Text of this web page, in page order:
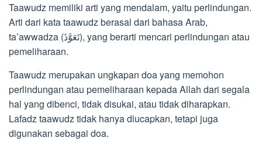
Taawudz memiliki arti yang mendalam, yaitu perlindungan.
Arti dari kata taawudz berasal dari bahasa Arab,
ta’awwadza (تَعَوَّذَ), yang berarti mencari perlindungan atau
pemeliharaan.
Taawudz merupakan ungkapan doa yang memohon
perlindungan atau pemeliharaan kepada Allah dari segala
hal yang dibenci, tidak disukai, atau tidak diharapkan.
Lafadz taawudz tidak hanya diucapkan, tetapi juga
digunakan sebagai doa.